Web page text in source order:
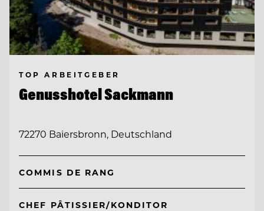
TOP ARBEITGEBER
Genusshotel Sackmann
72270 Baiersbronn, Deutschland
COMMIS DE RANG
CHEF PÂTISSIER/KONDITOR